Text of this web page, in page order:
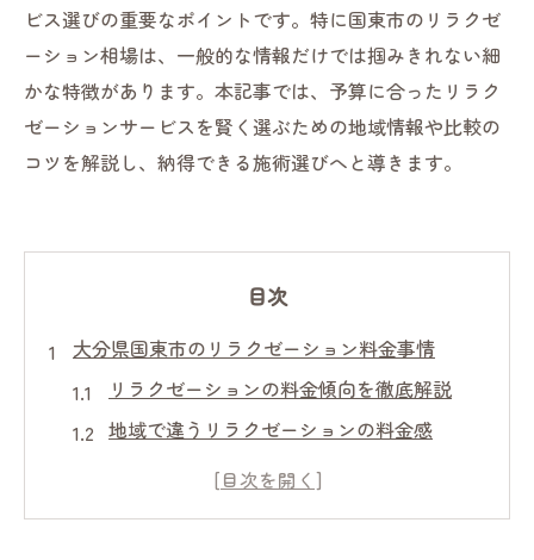
ビス選びの重要なポイントです。特に国東市のリラクゼ
ーション相場は、一般的な情報だけでは掴みきれない細
かな特徴があります。本記事では、予算に合ったリラク
ゼーションサービスを賢く選ぶための地域情報や比較の
コツを解説し、納得できる施術選びへと導きます。
目次
大分県国東市のリラクゼーション料金事情
リラクゼーションの料金傾向を徹底解説
地域で違うリラクゼーションの料金感
リラクゼーションサービスの価格帯比較